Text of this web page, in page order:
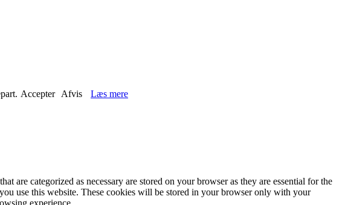
Accepter Afvis Læs mere
are categorized as necessary are stored on your browser as they are essential for the
use this website. These cookies will be stored in your browser only with your
experience.